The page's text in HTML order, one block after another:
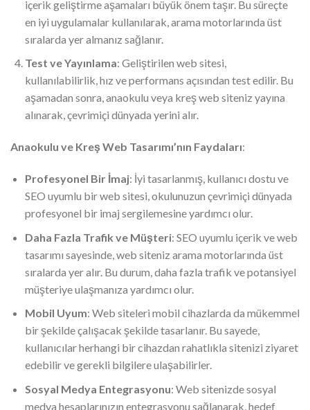
içerik geliştirme aşamaları büyük önem taşır. Bu süreçte
en iyi uygulamalar kullanılarak, arama motorlarında üst
sıralarda yer almanız sağlanır.
Test ve Yayınlama: Geliştirilen web sitesi,
kullanılabilirlik, hız ve performans açısından test edilir. Bu
aşamadan sonra, anaokulu veya kreş web siteniz yayına
alınarak, çevrimiçi dünyada yerini alır.
Anaokulu ve Kreş Web Tasarımı’nın Faydaları:
Profesyonel Bir İmaj: İyi tasarlanmış, kullanıcı dostu ve
SEO uyumlu bir web sitesi, okulunuzun çevrimiçi dünyada
profesyonel bir imaj sergilemesine yardımcı olur.
Daha Fazla Trafik ve Müşteri: SEO uyumlu içerik ve web
tasarımı sayesinde, web siteniz arama motorlarında üst
sıralarda yer alır. Bu durum, daha fazla trafik ve potansiyel
müşteriye ulaşmanıza yardımcı olur.
Mobil Uyum: Web siteleri mobil cihazlarda da mükemmel
bir şekilde çalışacak şekilde tasarlanır. Bu sayede,
kullanıcılar herhangi bir cihazdan rahatlıkla sitenizi ziyaret
edebilir ve gerekli bilgilere ulaşabilirler.
Sosyal Medya Entegrasyonu: Web sitenizde sosyal
medya hesaplarınızın entegrasyonu sağlanarak, hedef